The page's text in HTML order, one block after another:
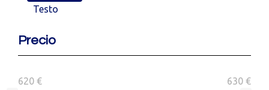
Testo
Precio
620 € 630 €